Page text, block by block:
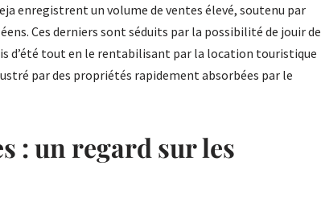
enregistrent un volume de ventes élevé, soutenu par
Ces derniers sont séduits par la possibilité de jouir de
d’été tout en le rentabilisant par la location touristique
par des propriétés rapidement absorbées par le
: un regard sur les